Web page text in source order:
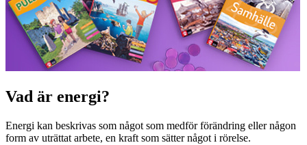
Vad är energi?
Energi kan beskrivas som något som medför förändring eller någon
form av uträttat arbete, en kraft som sätter något i rörelse.